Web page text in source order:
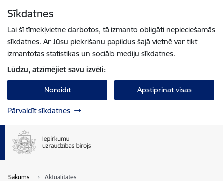
Sīkdatnes
Lai šī tīmekļvietne darbotos, tā izmanto obligāti nepieciešamās
sīkdatnes. Ar Jūsu piekrišanu papildus šajā vietnē var tikt
izmantotas statistikas un sociālo mediju sīkdatnes.
Lūdzu, atzīmējiet savu izvēli:
Noraidīt Apstiprināt visas
Pārvaldīt sīkdatnes
Sākums Aktualitātes